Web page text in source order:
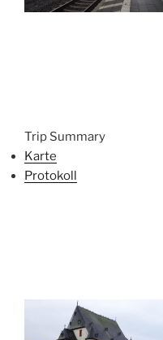
Trip Summary
Karte
Protokoll